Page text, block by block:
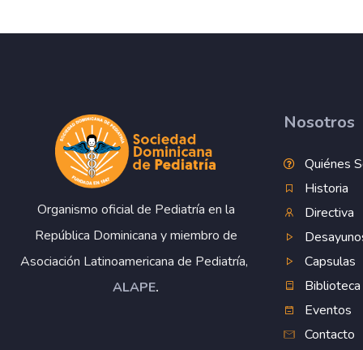
Organismo oficial de Pediatría en la
República Dominicana y miembro de
Asociación Latinoamericana de Pediatría,
ALAPE.
Nosotros
Quiénes
Historia
Directiva
Capsulas
Biblioteca
Eventos
Contacto